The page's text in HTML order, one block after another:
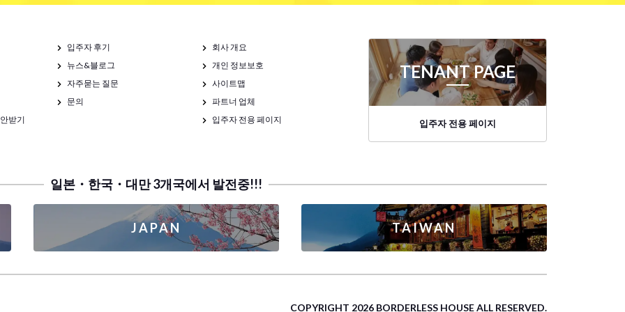
받기
입주자 후기
뉴스&블로그
자주묻는 질문
문의
회사 개요
개인 정보보호
사이트맵
파트너 업체
입주자 전용 페이지
TENANT PAGE
입주자 전용 페이지
일본・한국・대만 3개국에서 발전중!!!
JAPAN TAIWAN
COPYRIGHT 2026 BORDERLESS HOUSE ALL RESERVED.